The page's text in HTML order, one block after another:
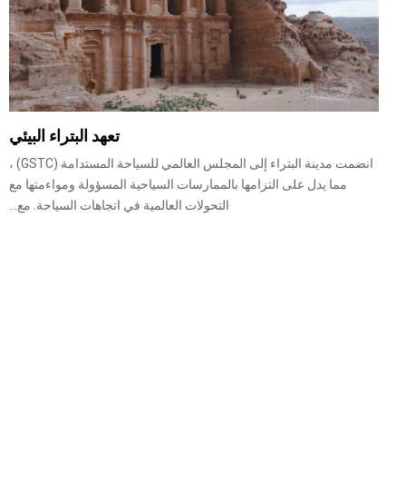
تعهد البتراء البيئي
انضمت مدينة البتراء إلى المجلس العالمي للسياحة المستدامة (GSTC) ،
مما يدل على التزامها بالممارسات السياحية المسؤولة ومواءمتها مع
التحولات العالمية في اتجاهات السياحة. مع...